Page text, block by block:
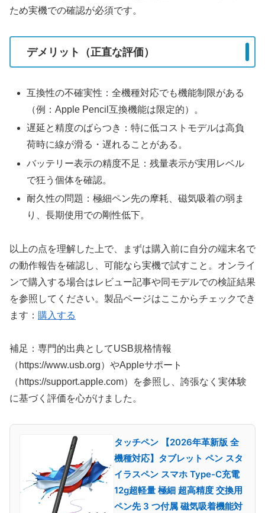
ため実機での確認が必須です。
デメリット（正直な評価）
互換性の不確実性：全機種対応でも機能制限がある
（例：Apple Pencil互換機能は限定的）。
遅延と精度のばらつき：特に低コストモデルは高負
荷時に線が滑る・遅れることがある。
バッテリー表示の精度不足：残量表示が実用レベル
で狂う個体を確認。
耐久性の問題：極細ペン先の摩耗、磁気吸着の弱ま
り、長期使用での剛性低下。
以上の点を理解した上で、まずは購入前に自分の端末名で
の動作報告を確認し、可能なら実機で試すこと。オンライ
ンで購入する場合はレビュー記事や同モデルでの検証結果
を参照してください。製品ページはここからチェックでき
ます： 購入する
補足：専門的出典としてUSB規格情報
（https://www.usb.org）やAppleサポート
（https://support.apple.com）を参照し、誇張なく実体験
に基づく評価を心がけました。
タッチペン 【2026年革新版 全
機種対応】タブレット ペン スタ
イラスペン スマホ Type-C充電
12g超軽量 極細 超高精度 交換用
ペン先 3 つ付属 磁気吸着機能対